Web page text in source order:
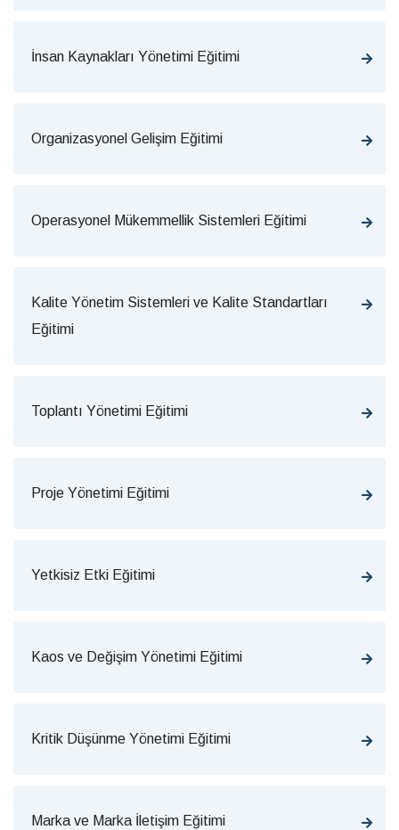
İnsan Kaynakları Yönetimi Eğitimi
Organizasyonel Gelişim Eğitimi
Operasyonel Mükemmellik Sistemleri Eğitimi
Kalite Yönetim Sistemleri ve Kalite Standartları
Eğitimi
Toplantı Yönetimi Eğitimi
Proje Yönetimi Eğitimi
Yetkisiz Etki Eğitimi
Kaos ve Değişim Yönetimi Eğitimi
Kritik Düşünme Yönetimi Eğitimi
Marka ve Marka İletişim Eğitimi